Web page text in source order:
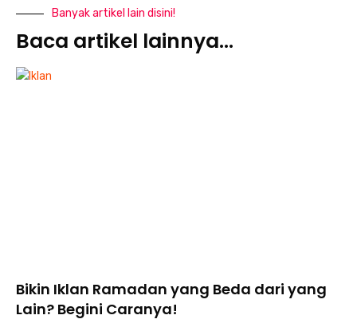
Banyak artikel lain disini!
Baca artikel lainnya...
Bikin Iklan Ramadan yang Beda dari yang
Lain? Begini Caranya!